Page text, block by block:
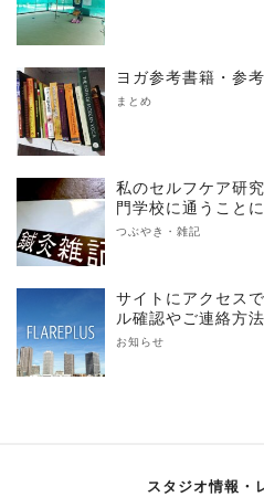
ヨガ参考書籍・参
まとめ
私のセルフケア研
門学校に通うこと
つぶやき・雑記
サイトにアクセス
ル確認やご連絡方法
お知らせ
スタジオ情報・